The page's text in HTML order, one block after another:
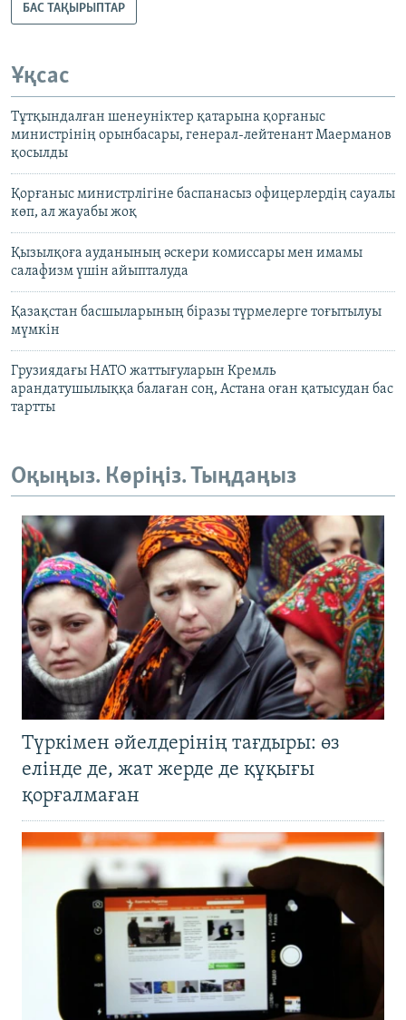
БАС ТАҚЫРЫПТАР
Ұқсас
Тұтқындалған шенеуніктер қатарына қорғаныс
министрінің орынбасары, генерал-лейтенант Маерманов
қосылды
Қорғаныс министрлігіне баспанасыз офицерлердің сауалы
көп, ал жауабы жоқ
Қызылқоға ауданының әскери комиссары мен имамы
салафизм үшін айыпталуда
Қазақстан басшыларының біразы түрмелерге тоғытылуы
мүмкін
Грузиядағы НАТО жаттығуларын Кремль
арандатушылыққа балаған соң, Астана оған қатысудан бас
тартты
Оқыңыз. Көріңіз. Тыңдаңыз
Түркімен әйелдерінің тағдыры: өз
елінде де, жат жерде де құқығы
қорғалмаған